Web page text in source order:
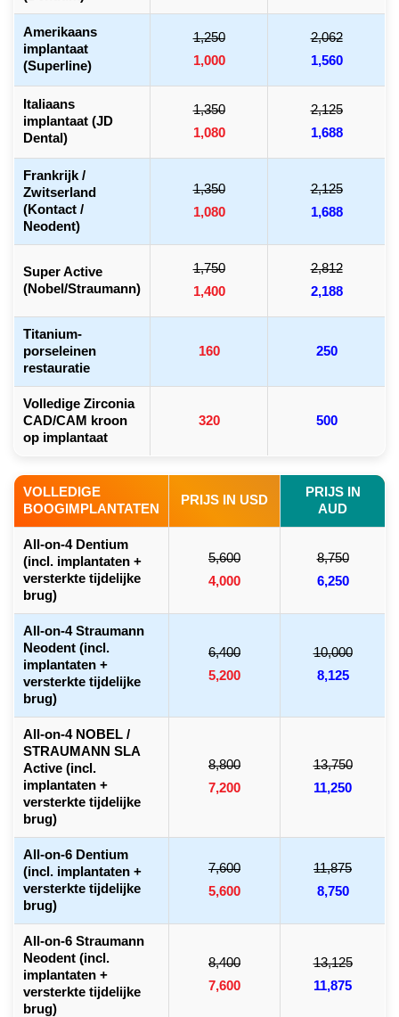
Amerikaans
implantaat
(Superline)
1,250
1,000
2,062
1,560
Italiaans
implantaat (JD
Dental)
1,350
1,080
2,125
1,688
Frankrijk /
Zwitserland
(Kontact /
Neodent)
1,350
1,080
2,125
1,688
Super Active
(Nobel/Straumann)
1,750
1,400
2,812
2,188
Titanium-
porseleinen
restauratie
160 250
Volledige Zirconia
CAD/CAM kroon
op implantaat
320 500
VOLLEDIGE
BOOGIMPLANTATEN
PRIJS IN USD
PRIJS IN
AUD
All-on-4 Dentium
(incl. implantaten +
versterkte tijdelijke
brug)
5,600
4,000
8,750
6,250
All-on-4 Straumann
Neodent (incl.
implantaten +
versterkte tijdelijke
brug)
6,400
5,200
10,000
8,125
All-on-4 NOBEL /
STRAUMANN SLA
Active (incl.
implantaten +
versterkte tijdelijke
brug)
8,800
7,200
13,750
11,250
All-on-6 Dentium
(incl. implantaten +
versterkte tijdelijke
brug)
7,600
5,600
11,875
8,750
All-on-6 Straumann
Neodent (incl.
implantaten +
versterkte tijdelijke
brug)
8,400
7,600
13,125
11,875